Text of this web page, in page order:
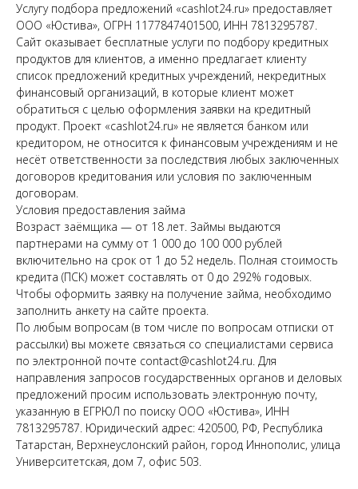
Услугу подбора предложений «cashlot24.ru» предоставляет
ООО «Юстива», ОГРН 1177847401500, ИНН 7813295787.
Сайт оказывает бесплатные услуги по подбору кредитных
продуктов для клиентов, а именно предлагает клиенту
список предложений кредитных учреждений, некредитных
финансовый организаций, в которые клиент может
обратиться с целью оформления заявки на кредитный
продукт. Проект «cashlot24.ru» не является банком или
кредитором, не относится к финансовым учреждениям и не
несёт ответственности за последствия любых заключенных
договоров кредитования или условия по заключенным
договорам.
Условия предоставления займа
Возраст заёмщика — от 18 лет. Займы выдаются
партнерами на сумму от 1 000 до 100 000 рублей
включительно на срок от 1 до 52 недель. Полная стоимость
кредита (ПСК) может составлять от 0 до 292% годовых.
Чтобы оформить заявку на получение займа, необходимо
заполнить анкету на сайте проекта.
По любым вопросам (в том числе по вопросам отписки от
рассылки) вы можете связаться со специалистами сервиса
по электронной почте contact@cashlot24.ru. Для
направления запросов государственных органов и деловых
предложений просим использовать электронную почту,
указанную в ЕГРЮЛ по поиску ООО «Юстива», ИНН
7813295787. Юридический адрес: 420500, РФ, Республика
Татарстан, Верхнеуслонский район, город Иннополис, улица
Университетская, дом 7, офис 503.